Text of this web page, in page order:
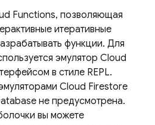
Functions, позволяющая
итеративные
функции. Для
эмулятор Cloud
в стиле REPL.
Cloud Firestore
не предусмотрена.
вы можете